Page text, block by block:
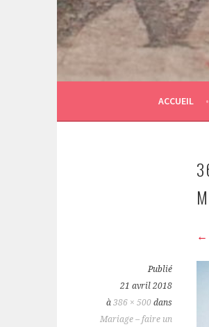
ACCUEIL
Publié
21 avril 2018
à 386 × 500 dans
Mariage – faire un